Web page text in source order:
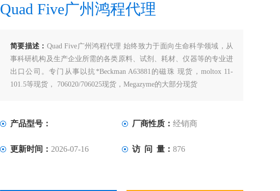
Quad Five广州鸿程代理
简要描述： Quad Five广州鸿程代理 始终致力于面向生命科学领域，从
事科研机构及生产企业所需的各类原料、试剂、耗材、仪器等的专业进
出口公司。专门从事以抗*Beckman A63881的磁珠 现货，moltox 11-
101.5等现货， 706020/706025现货，Megazyme的大部分现货
产品型号： 厂商性质： 经销商
更新时间： 2026-07-16 访 问 量： 876